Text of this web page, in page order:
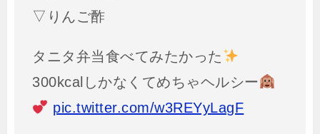
▽りんご酢
タニタ弁当食べてみたかった
300kcalしかなくてめちゃヘルシー
pic.twitter.com/w3REYyLagF